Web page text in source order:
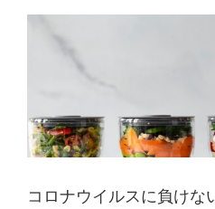
コロナウイルスに負けな